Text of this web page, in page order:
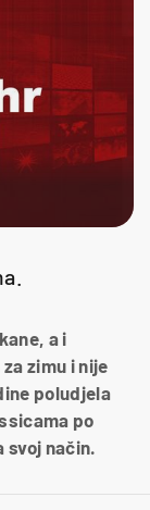
a i
zimu i nije
poludjela
po
svoj način.